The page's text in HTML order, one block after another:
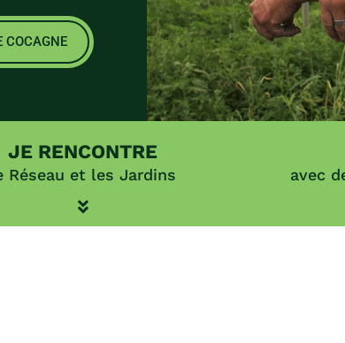
COCAGNE
JE RENCONTRE
Réseau et les Jardins avec